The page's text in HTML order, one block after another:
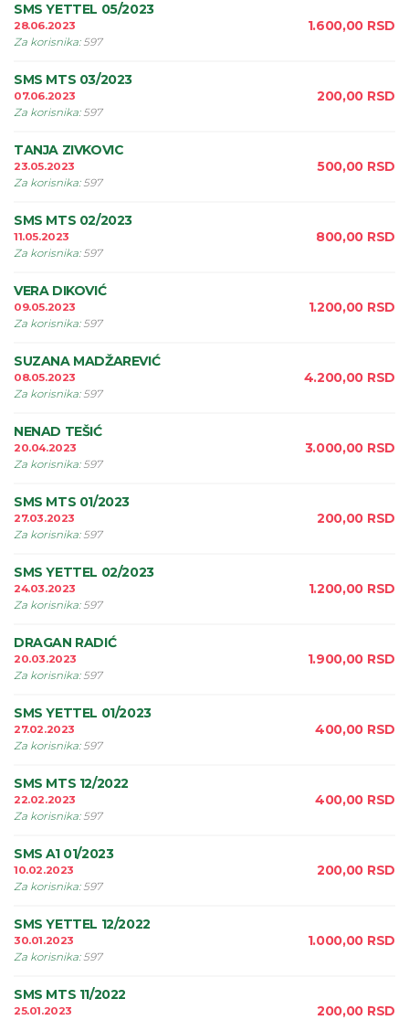
SMS YETTEL 05/2023
28.06.2023
Za korisnika: 597
1.600,00 RSD
SMS MTS 03/2023
07.06.2023
Za korisnika: 597
200,00 RSD
TANJA ZIVKOVIC
23.05.2023
Za korisnika: 597
500,00 RSD
SMS MTS 02/2023
11.05.2023
Za korisnika: 597
800,00 RSD
VERA DIKOVIĆ
09.05.2023
Za korisnika: 597
1.200,00 RSD
SUZANA MADŽAREVIĆ
08.05.2023
Za korisnika: 597
4.200,00 RSD
NENAD TEŠIĆ
20.04.2023
Za korisnika: 597
3.000,00 RSD
SMS MTS 01/2023
27.03.2023
Za korisnika: 597
200,00 RSD
SMS YETTEL 02/2023
24.03.2023
Za korisnika: 597
1.200,00 RSD
DRAGAN RADIĆ
20.03.2023
Za korisnika: 597
1.900,00 RSD
SMS YETTEL 01/2023
27.02.2023
Za korisnika: 597
400,00 RSD
SMS MTS 12/2022
22.02.2023
Za korisnika: 597
400,00 RSD
SMS A1 01/2023
10.02.2023
Za korisnika: 597
200,00 RSD
SMS YETTEL 12/2022
30.01.2023
Za korisnika: 597
1.000,00 RSD
SMS MTS 11/2022
25.01.2023
200,00 RSD